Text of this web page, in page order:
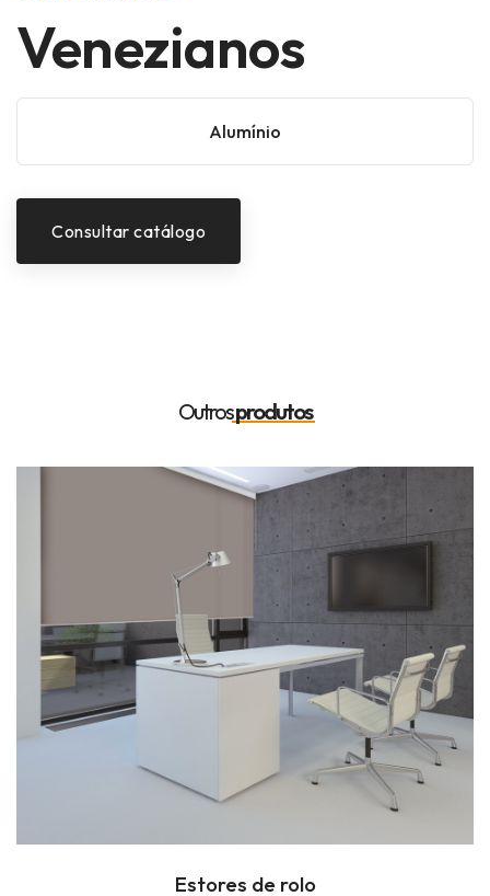
Venezianos
Alumínio
Consultar catálogo
Outrosprodutos
Estores de rolo